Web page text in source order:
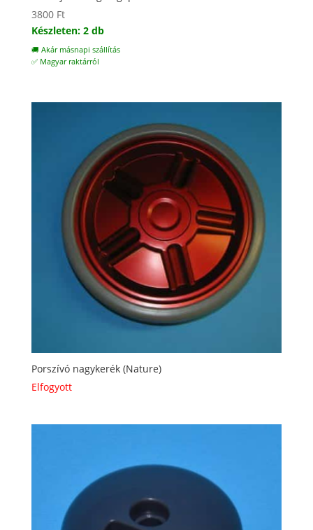
3800 Ft
Készleten: 2 db
🚚 Akár másnapi szállítás
✅ Magyar raktárról
Porszívó nagykerék (Nature)
Elfogyott